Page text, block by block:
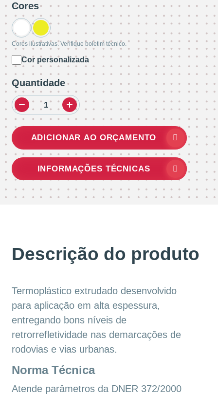
Cores
Cores ilustrativas. Verifique boletim técnico.
Cor personalizada
Quantidade
ADICIONAR AO ORÇAMENTO
INFORMAÇÕES TÉCNICAS
Descrição do produto
Termoplástico extrudado desenvolvido
para aplicação em alta espessura,
entregando bons níveis de
retrorrefletividade nas demarcações de
rodovias e vias urbanas.
Norma Técnica
Atende parâmetros da DNER 372/2000